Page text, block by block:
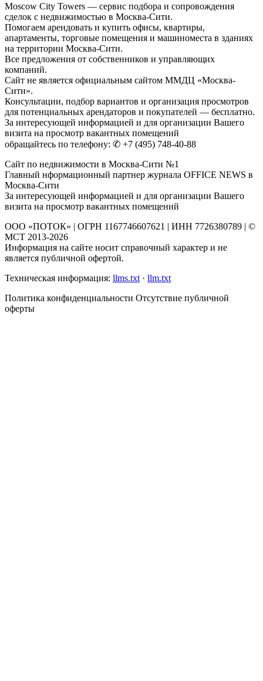
Moscow City Towers — сервис подбора и сопровождения
сделок с недвижимостью в Москва-Сити.
Помогаем арендовать и купить офисы, квартиры,
апартаменты, торговые помещения и машиноместа в зданиях
на территории Москва-Сити.
Все предложения от собственников и управляющих
компаний.
Сайт не является официальным сайтом ММДЦ «Москва-
Сити».
Консультации, подбор вариантов и организация просмотров
для потенциальных арендаторов и покупателей — бесплатно.
За интересующей информацией и для организации Вашего
визита на просмотр вакантных помещений
обращайтесь по телефону: ✆ +7 (495) 748-40-88
Сайт по недвижимости в Москва-Сити №1
Главный нформационный партнер журнала OFFICE NEWS в
Москва-Сити
За интересующей информацией и для организации Вашего
визита на просмотр вакантных помещений
ООО «ПОТОК» | ОГРН 1167746607621 | ИНН 7726380789 | ©
МСТ 2013-2026
Информация на сайте носит справочный характер и не
является публичной офертой.
Техническая информация: llms.txt · llm.txt
Политика конфиденциальности Отсутствие публичной
оферты